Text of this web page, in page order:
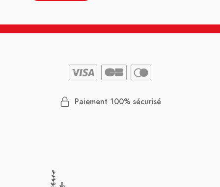
Paiement 100% sécurisé